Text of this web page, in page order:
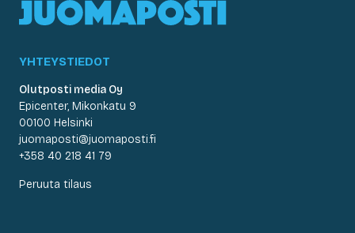
YHTEYSTIEDOT
Olutposti media Oy
Epicenter, Mikonkatu 9
00100 Helsinki
juomaposti@juomaposti.fi
+358 40 218 41 79
Peruuta tilaus